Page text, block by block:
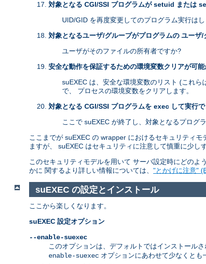
対象となる CGI/SSI プログラムが setuid または
UID/GID を再度変更してのプログラム実行は
対象となるユーザ/グループがプログラムの ユーザ
ユーザがそのファイルの所有者ですか?
安全な動作を保証するための環境変数クリアが可能
suEXEC は、安全な環境変数のリスト (これ
で、 プロセスの環境変数をクリアします。
対象となる CGI/SSI プログラムを exec して実行
ここで suEXEC が終了し、対象となるプログ
ここまでが suEXEC の wrapper におけるセキュリティ
ますが、 suEXEC はセキュリティに注意して慎重に少し
このセキュリティモデルを用いて サーバ設定時にどの
かに 関するより詳しい情報については、 "とかげに注意"
suEXEC の設定とインストール
ここから楽しくなります。
suEXEC 設定オプション
--enable-suexec
このオプションは、デフォルトではインストール
enable-suexec オプションにあわせて少なくとも